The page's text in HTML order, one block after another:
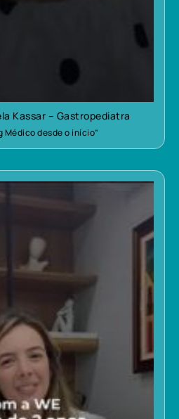
Kassar – Gastropediatra
Médico desde o início”